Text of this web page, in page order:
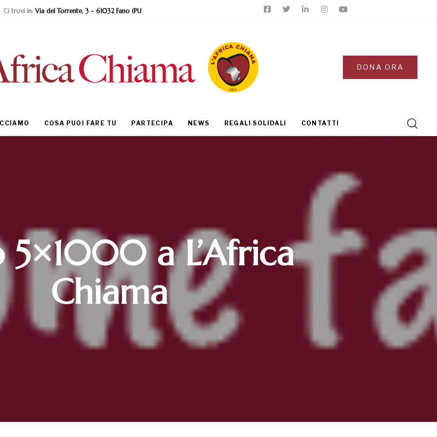
Ci trovi in: Via del Torrente, 3 – 61032 Fano (PU
DONA ORA
COSA PUOI FARE TU PARTECIPA NEWS REGALI SOLIDALI CONTATTI
a L’Africa
Chiama